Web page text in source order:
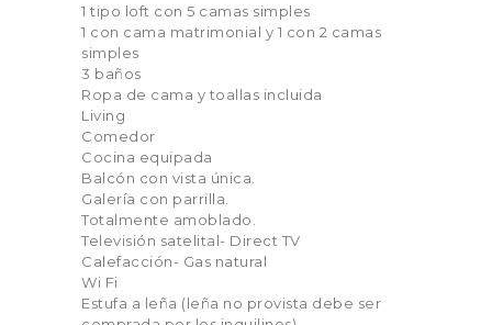
1 tipo loft con 5 camas simples
1 con cama matrimonial y 1 con 2 camas
simples
3 baños
Ropa de cama y toallas incluida
Living
Comedor
Cocina equipada
Balcón con vista única.
Galería con parrilla.
Totalmente amoblado.
Televisión satelital- Direct TV
Calefacción- Gas natural
Wi Fi
Estufa a leña (leña no provista debe ser